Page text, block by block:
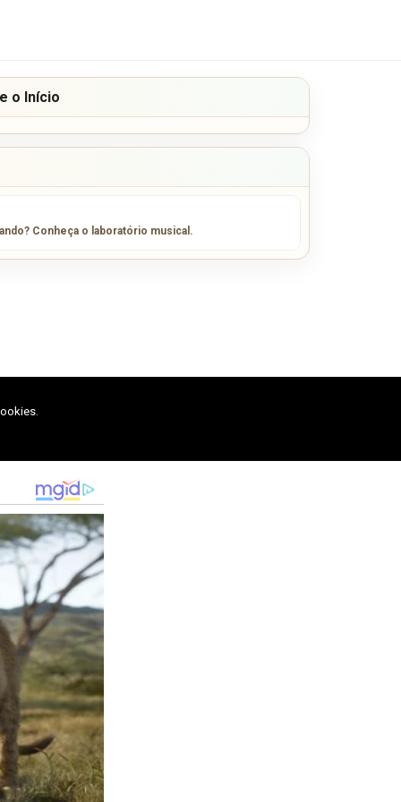
o Início
Conheça o laboratório musical.